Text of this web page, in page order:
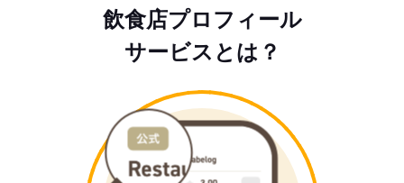
飲食店プロフィール
サービスとは？